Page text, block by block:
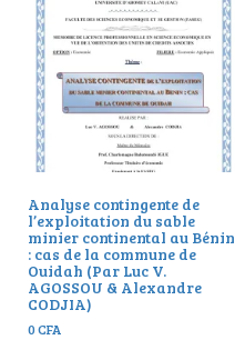
Analyse contingente de
l’exploitation du sable
minier continental au Bénin
: cas de la commune de
Ouidah (Par Luc V.
AGOSSOU & Alexandre
CODJIA)
0CFA